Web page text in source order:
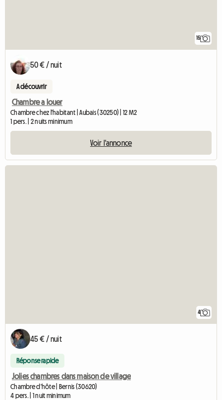
15
50 € / nuit
A découvrir
Chambre a louer
Chambre chez l'habitant | Aubais (30250) | 12 M2
1 pers. | 2 nuits minimum
Voir l'annonce
4
45 € / nuit
Réponse rapide
Jolies chambres dans maison de village
Chambre d'hôte | Bernis (30620)
4 pers. | 1 nuit minimum